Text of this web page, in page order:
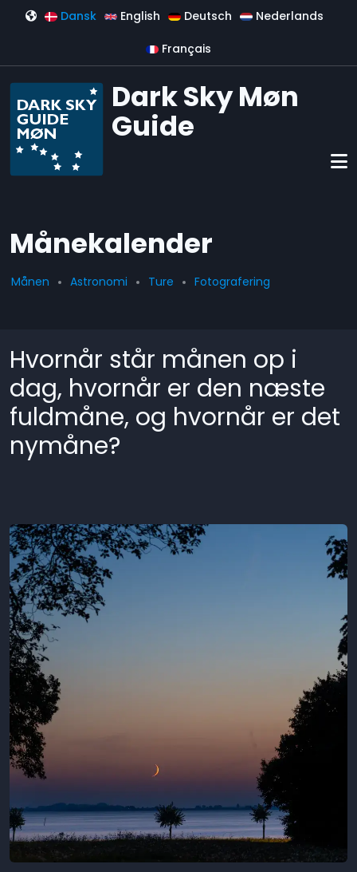
Gå til hovedindhold
Dansk English Deutsch Nederlands
Français
Dark Sky Møn
Guide
Månekalender
Månen Astronomi Ture Fotografering
Hvornår står månen op i
dag, hvornår er den næste
fuldmåne, og hvornår er det
nymåne?